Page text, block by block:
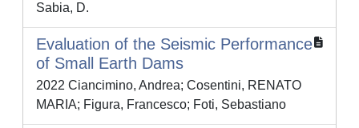
Sabia, D.
Evaluation of the Seismic Performance
of Small Earth Dams
2022 Ciancimino, Andrea; Cosentini, RENATO
MARIA; Figura, Francesco; Foti, Sebastiano